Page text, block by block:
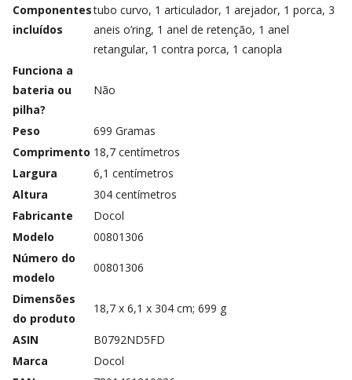
Componentes
incluídos
tubo curvo, 1 articulador, 1 arejador, 1 porca, 3
aneis o’ring, 1 anel de retenção, 1 anel
retangular, 1 contra porca, 1 canopla
Funciona a
bateria ou
pilha?
‎Não
Peso
‎699 Gramas
Comprimento ‎18,7 centímetros
Largura
‎6,1 centímetros
Altura
‎304 centímetros
Fabricante
‎Docol
Modelo
‎00801306
Número do
modelo
‎00801306
Dimensões
do produto
‎18,7 x 6,1 x 304 cm; 699 g
ASIN
‎B0792ND5FD
Marca
‎Docol